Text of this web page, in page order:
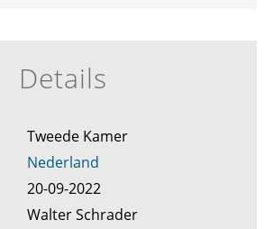
Details
Tweede Kamer
Nederland
20-09-2022
Walter Schrader